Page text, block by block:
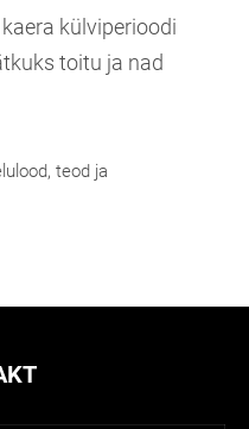
külviperioodi
toitu ja nad
teod ja